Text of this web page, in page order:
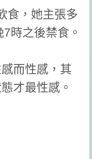
食，她主張多
時之後禁食。
而性感，其
才最性感。